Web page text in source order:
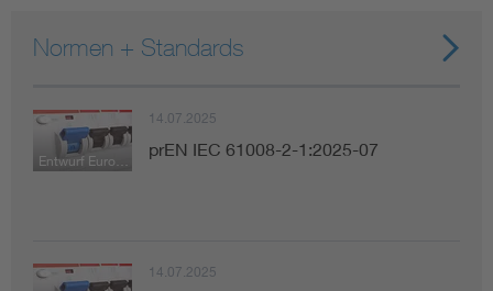
Normen + Standards
Entwurf Europäische Norm
14.07.2025
prEN IEC 61008-2-1:2025-07
14.07.2025